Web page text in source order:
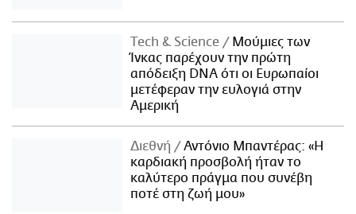
Τech & Science
Μούμιες των
Ίνκας παρέχουν την πρώτη
απόδειξη DNA ότι οι Ευρωπαίοι
μετέφεραν την ευλογιά στην
Αμερική
Διεθνή
Αντόνιο Μπαντέρας: «Η
καρδιακή προσβολή ήταν το
καλύτερο πράγμα που συνέβη
ποτέ στη ζωή μου»